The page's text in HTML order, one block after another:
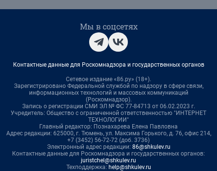
Мы в соцсетях
Контактные данные для Роскомнадзора и государственных органов
Сетевое издание «86.ру» (18+).
Зарегистрировано Федеральной службой по надзору в сфере связи,
информационных технологий и массовых коммуникаций
(Роскомнадзор).
Запись о регистрации СМИ ЭЛ № ФС 77-84713 от 06.02.2023 г.
Учредитель: Общество с ограниченной ответственностью "ИНТЕРНЕТ
ТЕХНОЛОГИИ"
Главный редактор: Познахарева Елена Павловна
Адрес редакции: 625000, г. Тюмень, ул. Максима Горького, д. 76, офис 214,
+7 (3452) 56-72-72 (доб. 3736)
Электронный адрес редакции: 86@shkulev.ru
Контактные данные для Роскомнадзора и государственных органов:
juristchel@shkulev.ru
Техподдержка: help@shkulev.ru